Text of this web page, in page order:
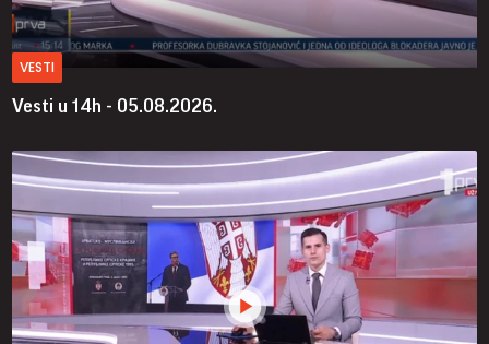
VESTI
Vesti u 14h - 05.08.2026.